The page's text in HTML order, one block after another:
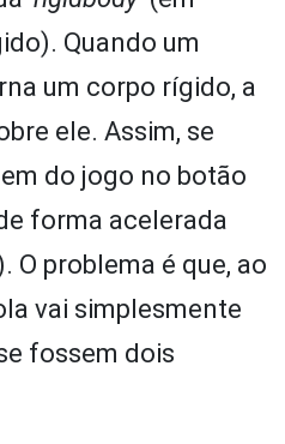
Quando um
um corpo rígido, a
ele. Assim, se
do jogo no botão
forma acelerada
O problema é que, ao
vai simplesmente
fossem dois